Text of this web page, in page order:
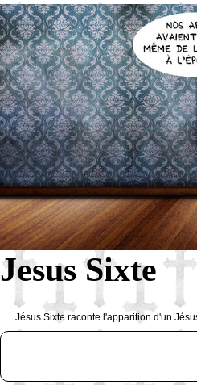
Jesus Sixte
Jésus Sixte raconte l'apparition d'un